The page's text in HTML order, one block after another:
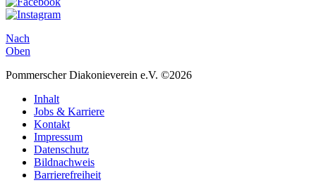
Nach
Oben
Pommerscher Diakonieverein e.V. ©2026
Inhalt
Jobs & Karriere
Kontakt
Impressum
Datenschutz
Bildnachweis
Barrierefreiheit